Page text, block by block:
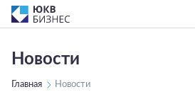
Новости
Главная Новости